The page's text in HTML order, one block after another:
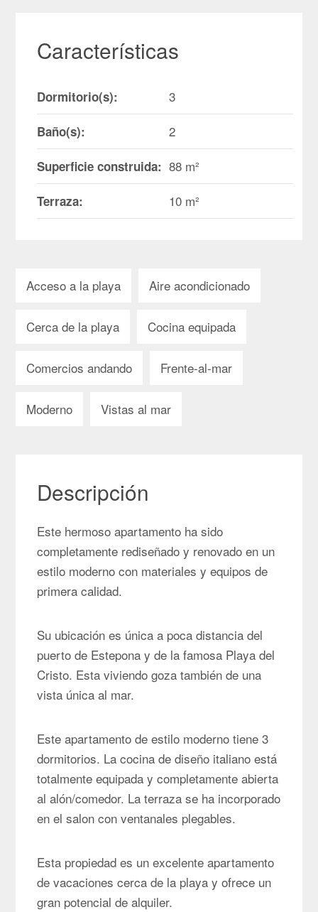
Características
Dormitorio(s): 3
Baño(s): 2
Superficie construida: 88 m²
Terraza: 10 m²
Acceso a la playa Aire acondicionado
Cerca de la playa Cocina equipada
Comercios andando Frente-al-mar
Moderno Vistas al mar
Descripción
Este hermoso apartamento ha sido
completamente rediseñado y renovado en un
estilo moderno con materiales y equipos de
primera calidad.
Su ubicación es única a poca distancia del
puerto de Estepona y de la famosa Playa del
Cristo. Esta viviendo goza también de una
vista única al mar.
Este apartamento de estilo moderno tiene 3
dormitorios. La cocina de diseño italiano está
totalmente equipada y completamente abierta
al alón/comedor. La terraza se ha incorporado
en el salon con ventanales plegables.
Esta propiedad es un excelente apartamento
de vacaciones cerca de la playa y ofrece un
gran potencial de alquiler.